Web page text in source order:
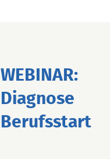
WEBINAR:
Diagnose
Berufsstart